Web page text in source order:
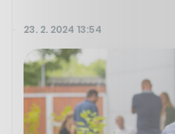
23. 2. 2024 13:54